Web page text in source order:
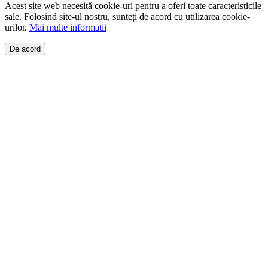
Acest site web necesită cookie-uri pentru a oferi toate caracteristicile
sale. Folosind site-ul nostru, sunteți de acord cu utilizarea cookie-
urilor. Mai multe informatii
De acord